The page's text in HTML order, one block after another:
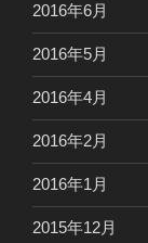
2016年6月
2016年5月
2016年4月
2016年2月
2016年1月
2015年12月